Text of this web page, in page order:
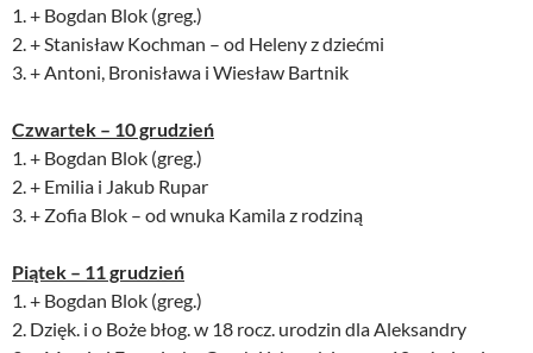
1. + Bogdan Blok (greg.)
2. + Stanisław Kochman – od Heleny z dziećmi
3. + Antoni, Bronisława i Wiesław Bartnik
Czwartek – 10 grudzień
1. + Bogdan Blok (greg.)
2. + Emilia i Jakub Rupar
3. + Zofia Blok – od wnuka Kamila z rodziną
Piątek – 11 grudzień
1. + Bogdan Blok (greg.)
2. Dzięk. i o Boże błog. w 18 rocz. urodzin dla Aleksandry